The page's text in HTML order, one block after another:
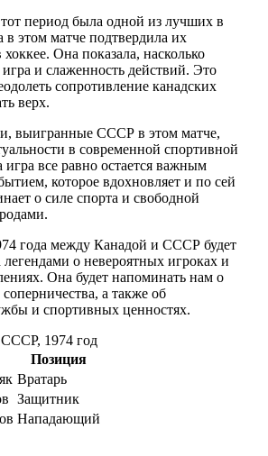
период была одной из лучших в
в этом матче подтвердила их
Она показала, насколько
и слаженность действий. Это
сопротивление канадских
верх.
выигранные СССР в этом матче,
в современной спортивной
игра все равно остается важным
которое вдохновляет и по сей
о силе спорта и свободной
года между Канадой и СССР будет
легендами о невероятных игроках и
Она будет напоминать нам о
а также об
и спортивных ценностях.
1974 год
Позиция
Вратарь
Защитник
Нападающий